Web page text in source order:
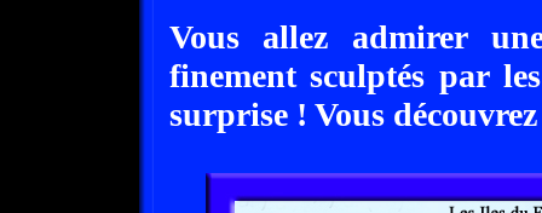
Vous allez admirer
finement sculptés par
surprise ! Vous